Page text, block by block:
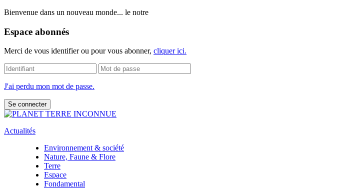
Bienvenue dans un nouveau monde... le notre
Espace abonnés
Merci de vous identifier ou pour vous abonner, cliquer ici.
J'ai perdu mon mot de passe.
Actualités
Environnement & société
Nature, Faune & Flore
Terre
Espace
Fondamental